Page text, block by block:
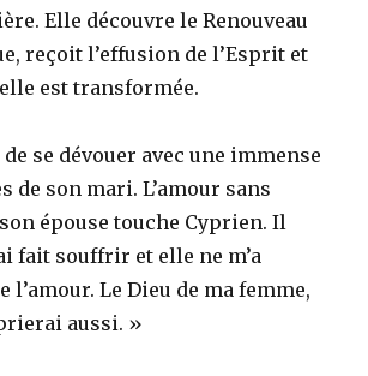
Elle découvre le Renouveau
reçoit l’effusion de l’Esprit et
est transformée.
se dévouer avec une immense
de son mari. L’amour sans
épouse touche Cyprien. Il
fait souffrir et elle ne m’a
l’amour. Le Dieu de ma femme,
aussi. »